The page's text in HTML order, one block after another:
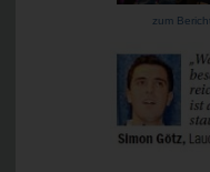
zum